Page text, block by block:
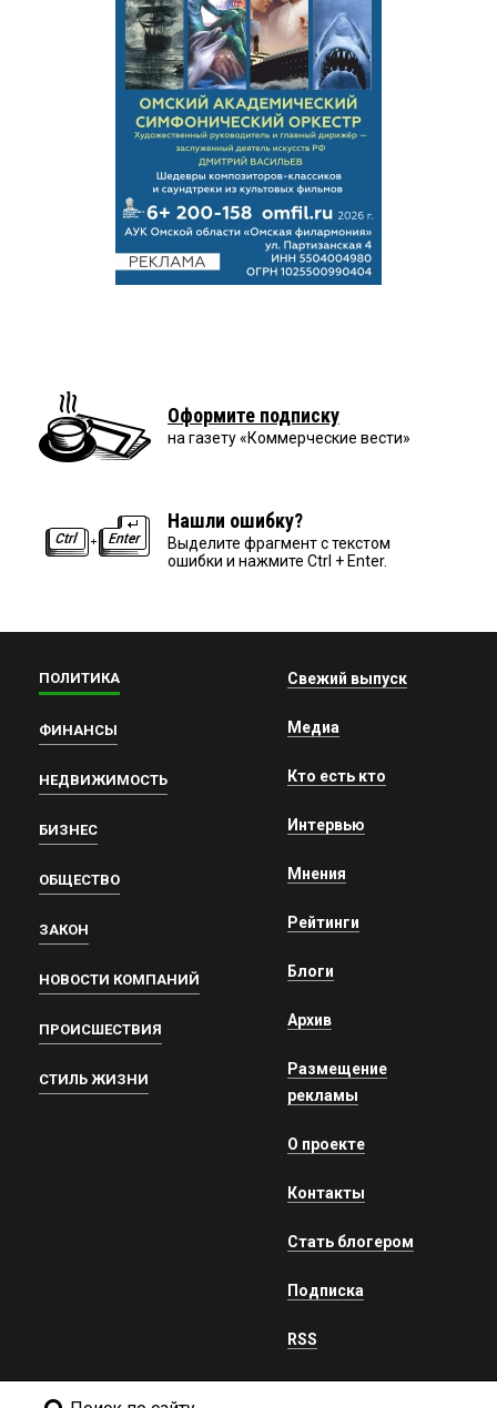
Оформите подписку
на газету «Коммерческие вести»
Нашли ошибку?
Выделите фрагмент с текстом
ошибки и нажмите Ctrl + Enter.
ПОЛИТИКА
ФИНАНСЫ
НЕДВИЖИМОСТЬ
БИЗНЕС
ОБЩЕСТВО
ЗАКОН
НОВОСТИ КОМПАНИЙ
ПРОИСШЕСТВИЯ
СТИЛЬ ЖИЗНИ
Свежий выпуск
Медиа
Кто есть кто
Интервью
Мнения
Рейтинги
Блоги
Архив
Размещение
рекламы
О проекте
Контакты
Стать блогером
Подписка
RSS